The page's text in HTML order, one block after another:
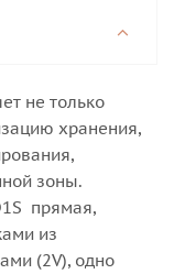
не только
хранения,
зоны.
прямая,
из
(2V), одно